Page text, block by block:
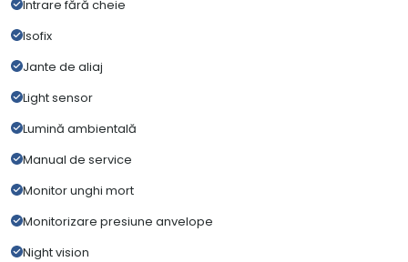
Intrare fără cheie
Isofix
Jante de aliaj
Light sensor
Lumină ambientală
Manual de service
Monitor unghi mort
Monitorizare presiune anvelope
Night vision